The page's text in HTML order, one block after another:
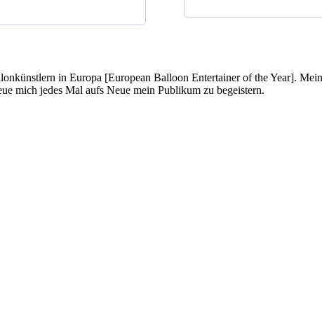
in Europa [European Balloon Entertainer of the Year].
mich jedes Mal aufs Neue mein Publikum zu begeistern.